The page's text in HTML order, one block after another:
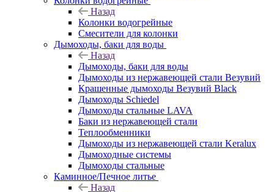
Назад
Колонки водогрейные
Смесители для колонки
Дымоходы, баки для воды
Назад
Дымоходы, баки для воды
Дымоходы из нержавеющей стали Везувий
Крашенные дымоходы Везувий Black
Дымоходы Schiedel
Дымоходы стальные LAVA
Баки из нержавеющей стали
Теплообменники
Дымоходы из нержавеющей стали Keralux
Дымоходные системы
Дымоходы стальные
Каминное/Печное литье
Назад